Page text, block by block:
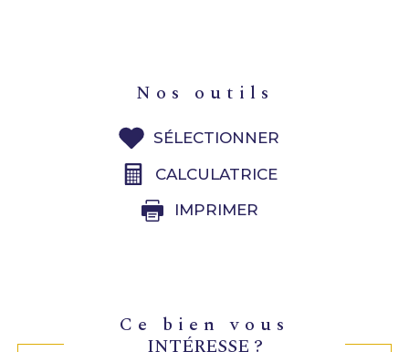
nos outils
SÉLECTIONNER
CALCULATRICE
IMPRIMER
ce bien vous
INTÉRESSE ?